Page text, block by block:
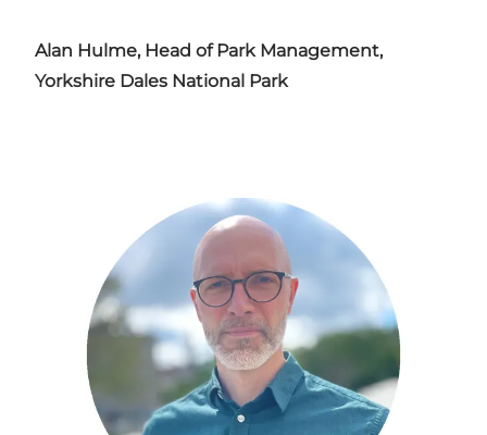
Alan Hulme, Head of Park Management,
Yorkshire Dales National Park